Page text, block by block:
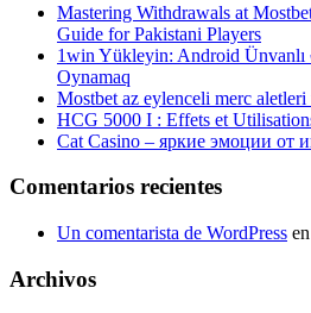
Mastering Withdrawals at
Guide for Pakistani Players
1win Yükleyin: Android
Oynamaq
Mostbet az eylenceli merc
HCG 5000 I : Effets et
Cat Casino – яркие эмоции от
Comentarios recientes
Un comentarista de WordPress en
Archivos